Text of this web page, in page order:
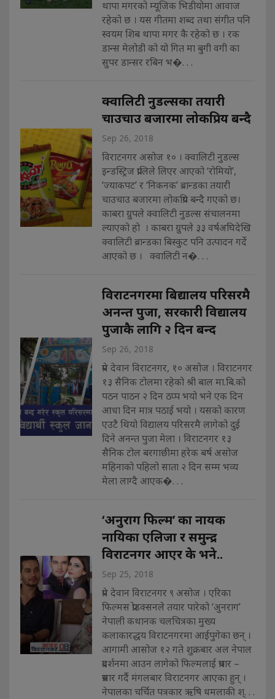
थापा मगरको म्यूजिक भिडीयोमा आवाज
रहेको छ । यस गीतमा शब्द तथा संगीत पनि
स्वयम शिब थापा मगर कै रहेको छ । रक
डान्स मेलोडी को यो गित मा बुगी वगी का
सुपर डान्सर रबिन भ�. . .
क्वालिटी नुडल्सका तयारी
चाउचाउ बजारमा लोकप्रिय बन्दै
Sep 26, 2018
विराटनगर असोज १० । क्वालिटी नुडल्स
इन्डस्ट्रिज प्रालिले लिएर आएको ‘रोमियो’,
‘ज्याकपट’ र ‘निकनक’ ब्रान्डका तयारी
चाउचाउ बजारमा लोकप्रिय बन्दै गएको छ।
काबरा ग्रुपले क्वालिटी नुडल्स संचालनमा
ल्याएको हो । काबरा ग्रुपले ३३ वर्षअघिदेखि
क्वालिटी ब्रान्डका बिस्कुट पनि उत्पादन गर्दे
आएको छ । क्वालिटी न�. . .
विराटनगरमा बिद्यालय परिसरमै
अनन्त पुजा, सरकारी विद्यालय
पुजाकै लागि २ दिन बन्द
Sep 26, 2018
प्रेम देवान विराटनगर, १० असोज । विराटनगर
१३ सैनिक टोलमा रहेको श्री बाल मा.बि.को
पठन पाठन २ दिन ठप्प भयो भने एक दिन
आधा दिन मात्र पठाई भयो । यसको कारण
एउटै थियो विद्यालय परिसरमै लागेको दुई
दिने अनन्त पुजा मेला । विराटनगर १३
सैनिक टोल बरगाछीमा हरेक बर्ष असोज
महिनाको पहिलो साता २ दिन सम्म भव्य
मेला लाग्दै आएक�. . .
‘अनुराग फिल्म’ का नायक
नायिका एलिजा र समुन्द्र
विराटनगर आएर के भने..
Sep 25, 2018
प्रेम देवान विराटनगर ९ असोज । एरिका
फिल्मस प्रोडक्सनले तयार पारेको ‘अुनराग’
नेपाली कथानक चलचित्रका मुख्य
कलाकारद्धय विराटनगरमा आईपुगेका छन् ।
आगामी आसोज १२ गते शुक्रबार अल नेपाल
प्रदर्शनमा आउन लागेको फिल्मलाई प्रचार –
प्रसार गर्दै मंगलबार विराटनगर आएका हुन् ।
नेपालका चर्चित पत्रकार ऋषि धमलाकी श्. . .